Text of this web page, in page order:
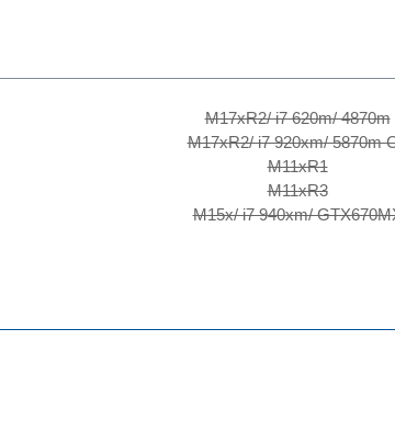
M17xR2/ i7 620m/ 4870m
M17xR2/ i7 920xm/ 5870m
M11xR1
M11xR3
M15x/ i7 940xm/